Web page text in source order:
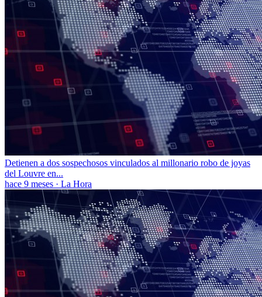
Detienen a dos sospechosos vinculados al millonario robo de joyas
del Louvre en...
hace 9 meses · La Hora